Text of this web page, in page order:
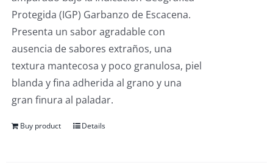
Protegida (IGP) Garbanzo de Escacena.
Presenta un sabor agradable con
ausencia de sabores extraños, una
textura mantecosa y poco granulosa, piel
blanda y fina adherida al grano y una
gran finura al paladar.
Buy product Details